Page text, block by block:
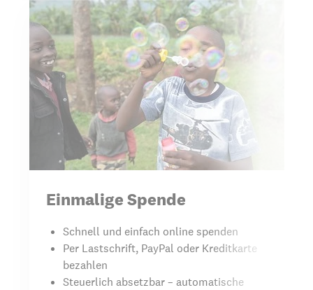
Einmalige Spende
Schnell und einfach online spenden
Per Lastschrift, PayPal oder Kreditkarte
bezahlen
Steuerlich absetzbar – automatische